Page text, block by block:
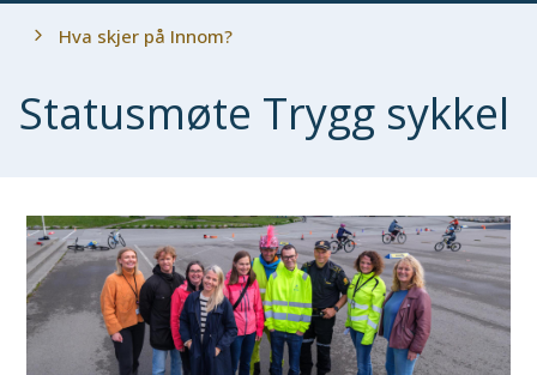
Du
Hva skjer på Innom?
Statusmøte Trygg sykkel